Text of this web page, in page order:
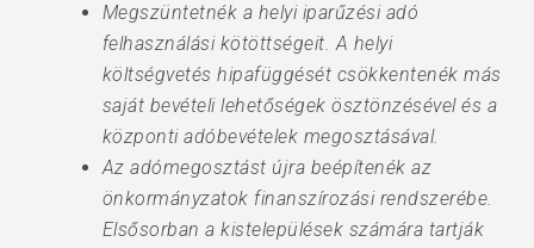
Megszüntetnék a helyi iparűzési adó
felhasználási kötöttségeit. A helyi
költségvetés hipafüggését csökkentenék más
saját bevételi lehetőségek ösztönzésével és a
központi adóbevételek megosztásával.
Az adómegosztást újra beépítenék az
önkormányzatok finanszírozási rendszerébe.
Elsősorban a kistelepülések számára tartják